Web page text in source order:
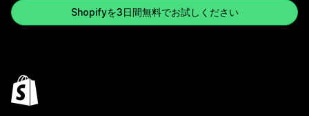
Shopifyを3日間無料でお試しください